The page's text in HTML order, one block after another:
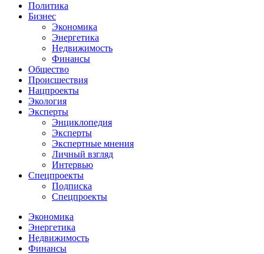
Политика
Бизнес
Экономика
Энергетика
Недвижимость
Финансы
Общество
Происшествия
Нацпроекты
Экология
Эксперты
Энциклопедия
Эксперты
Экспертные мнения
Личный взгляд
Интервью
Спецпроекты
Подписка
Спецпроекты
Экономика
Энергетика
Недвижимость
Финансы